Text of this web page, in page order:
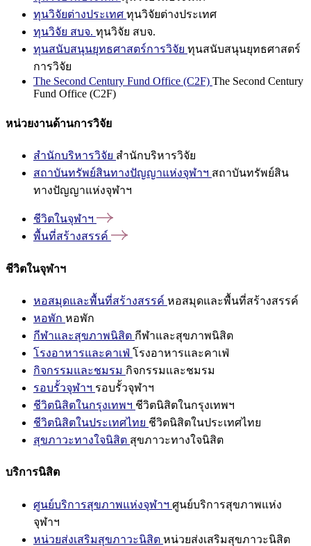
ทุนวิจัยต่างประเทศ ทุนวิจัยต่างประเทศ
ทุนวิจัย สบจ. ทุนวิจัย สบจ.
ทุนสนับสนุนยุทธศาสตร์การวิจัย ทุนสนับสนุนยุทธศาสตร์
การวิจัย
The Second Century Fund Office (C2F) The Second Century
Fund Office (C2F)
หน่วยงานด้านการวิจัย
สำนักบริหารวิจัย สำนักบริหารวิจัย
สถาบันทรัพย์สินทางปัญญาแห่งจุฬาฯ สถาบันทรัพย์สิน
ทางปัญญาแห่งจุฬาฯ
ชีวิตในจุฬาฯ
พื้นที่สร้างสรรค์
ชีวิตในจุฬาฯ
หอสมุดและพื้นที่สร้างสรรค์ หอสมุดและพื้นที่สร้างสรรค์
หอพัก หอพัก
กีฬาและสุขภาพนิสิต กีฬาและสุขภาพนิสิต
โรงอาหารและคาเฟ่ โรงอาหารและคาเฟ่
กิจกรรมและชมรม กิจกรรมและชมรม
รอบรั้วจุฬาฯ รอบรั้วจุฬาฯ
ชีวิตนิสิตในกรุงเทพฯ ชีวิตนิสิตในกรุงเทพฯ
ชีวิตนิสิตในประเทศไทย ชีวิตนิสิตในประเทศไทย
สุขภาวะทางใจนิสิต สุขภาวะทางใจนิสิต
บริการนิสิต
ศูนย์บริการสุขภาพแห่งจุฬาฯ ศูนย์บริการสุขภาพแห่ง
จุฬาฯ
หน่วยส่งเสริมสุขภาวะนิสิต หน่วยส่งเสริมสุขภาวะนิสิต